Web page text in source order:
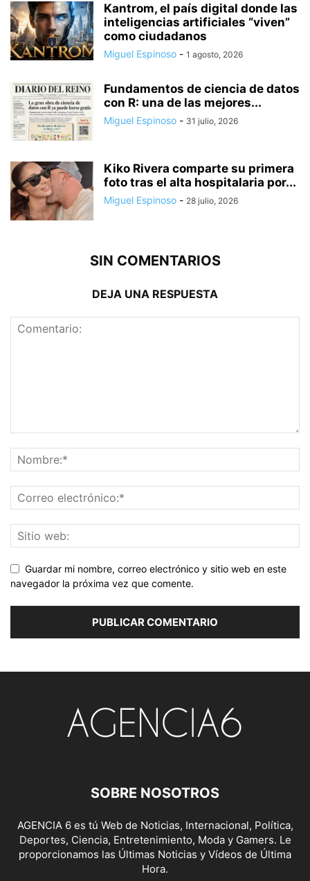
Kantrom, el país digital donde las
inteligencias artificiales “viven”
como ciudadanos
Miguel Espinoso - 1 agosto, 2026
Fundamentos de ciencia de datos
con R: una de las mejores...
Miguel Espinoso - 31 julio, 2026
Kiko Rivera comparte su primera
foto tras el alta hospitalaria por...
Miguel Espinoso - 28 julio, 2026
SIN COMENTARIOS
DEJA UNA RESPUESTA
Guardar mi nombre, correo electrónico y sitio web en este
navegador la próxima vez que comente.
SOBRE NOSOTROS
AGENCIA 6 es tú Web de Noticias, Internacional, Política,
Deportes, Ciencia, Entretenimiento, Moda y Gamers. Le
proporcionamos las Últimas Noticias y Vídeos de Última
Hora.